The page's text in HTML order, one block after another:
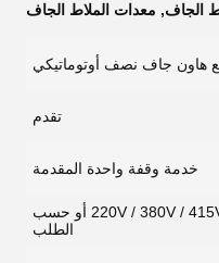
الجاف, معدات الملاط الجاف
هاون جاف نصف أوتوماتيكي
تقدم
خدمة وقفة واحدة المقدمة
220V / 380V / 415V / 440V أو حسب
الطلب